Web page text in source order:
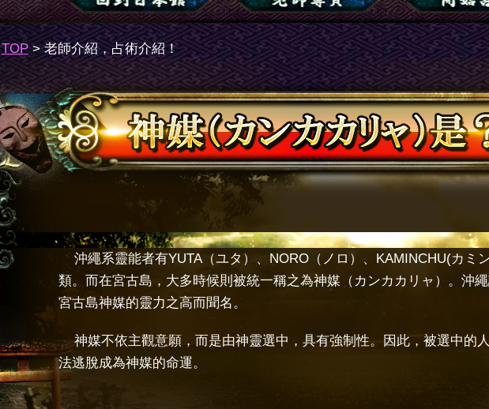
TOP>老師介紹，占術介紹！
沖繩系靈能者有YUTA（ユタ）、NORO（ノロ）、KAMINCHU(カミ
類。而在宮古島，大多時候則被統一稱之為神媒（カンカカリャ）。沖
宮古島神媒的靈力之高而聞名。
神媒不依主觀意願，而是由神靈選中，具有強制性。因此，被選中的
法逃脫成為神媒的命運。